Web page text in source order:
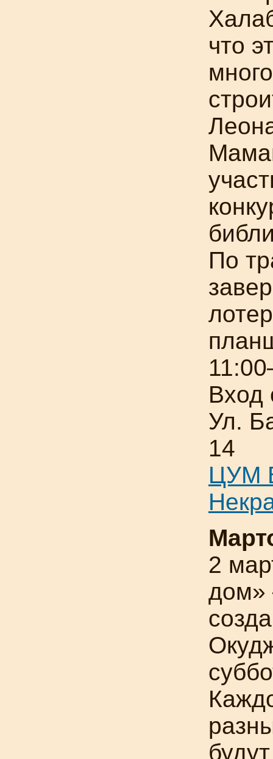
что
По
Вход
Ул.
14
ЦУМ
2
дом»